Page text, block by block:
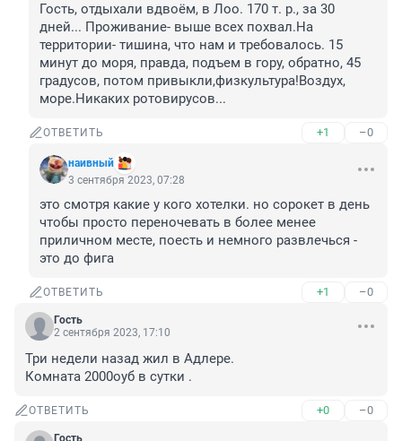
Гость, отдыхали вдвоём, в Лоо. 170 т. р., за 30
дней... Проживание- выше всех похвал.На
территории- тишина, что нам и требовалось. 15
минут до моря, правда, подъем в гору, обратно, 45
градусов, потом привыкли,физкультура!Воздух,
море.Никаких ротовирусов...
ОТВЕТИТЬ +1 –0
наивный
3 сентября 2023, 07:28
это смотря какие у кого хотелки. но сорокет в день
чтобы просто переночевать в более менее
приличном месте, поесть и немного развлечься -
это до фига
ОТВЕТИТЬ +1 –0
Гость
2 сентября 2023, 17:10
Три недели назад жил в Адлере.
Комната 2000оуб в сутки .
ОТВЕТИТЬ +0 –0
Гость